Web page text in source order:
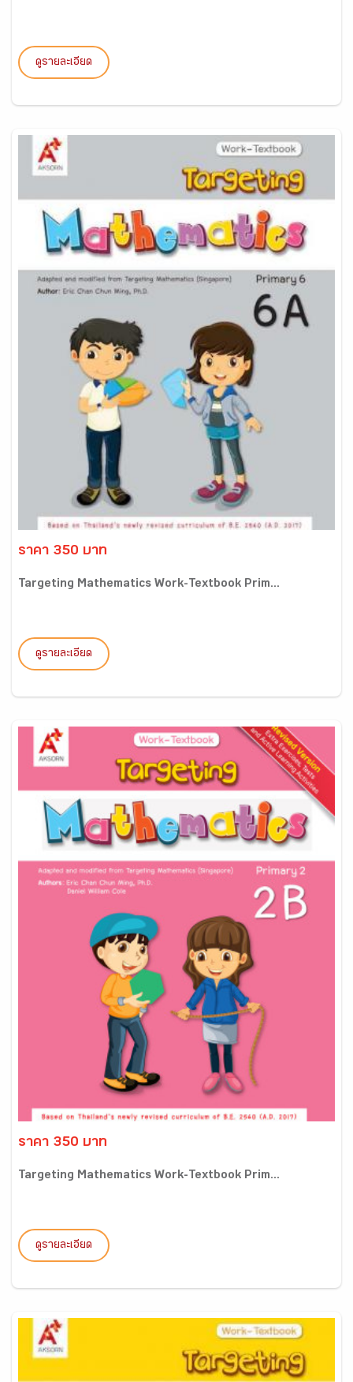
ดูรายละเอียด
ราคา 350 บาท
Targeting Mathematics Work-Textbook Prim...
ดูรายละเอียด
ราคา 350 บาท
Targeting Mathematics Work-Textbook Prim...
ดูรายละเอียด